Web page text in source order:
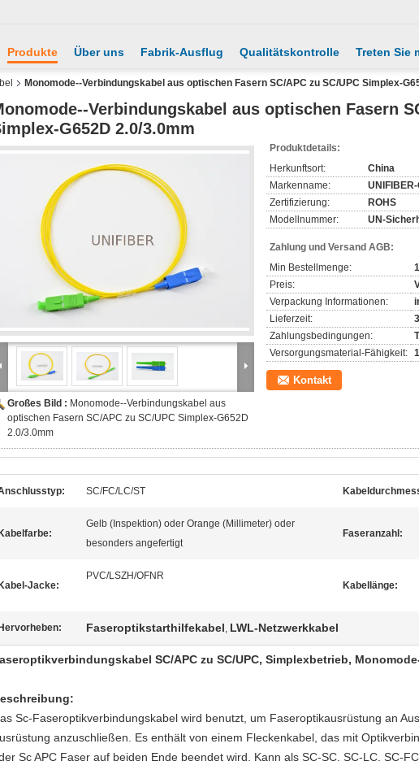
Produkte Über uns Fabrik-Ausflug Qualitätskontrolle Treten Sie
Monomode--Verbindungskabel aus optischen Fasern SC/APC zu SC/UPC Simplex-
Verbindungskabel aus optischen Fasern
G652D 2.0/3.0mm
Großes Bild : Monomode--Verbindungskabel aus
optischen Fasern SC/APC zu SC/UPC Simplex-G652D
2.0/3.0mm
Produktdetails:
Herkunftsort:
China
Markenname:
UNIFIBER-
Zertifizierung:
ROHS
Modellnummer:
UN-
Zahlung und Versand AGB:
Min Bestellmenge:
Preis:
Verpackung Informationen:
Lieferzeit:
Zahlungsbedingungen:
Versorgungsmaterial-Fähigkeit:
Kontakt
SC/FC/LC/ST
Kabelfarbe:
Gelb (Inspektion) oder Orange (Millimeter) oder
besonders angefertigt
Faseranzahl:
Kabel-Jacke:
PVC/LSZH/OFNR
Kabellänge:
Hervorheben: Faseroptikstarthilfekabel, LWL-Netzwerkkabel
SC/APC zu SC/UPC, Simplexbetrieb,
Sc-Faseroptikverbindungskabel wird benutzt, um Faseroptikausrüstung an
anzuschließen. Es enthält von einem Fleckenkabel, das mit
Sc APC Faser auf beiden Ende beendet wird. Kann als SC-SC, SC-LC, SC-